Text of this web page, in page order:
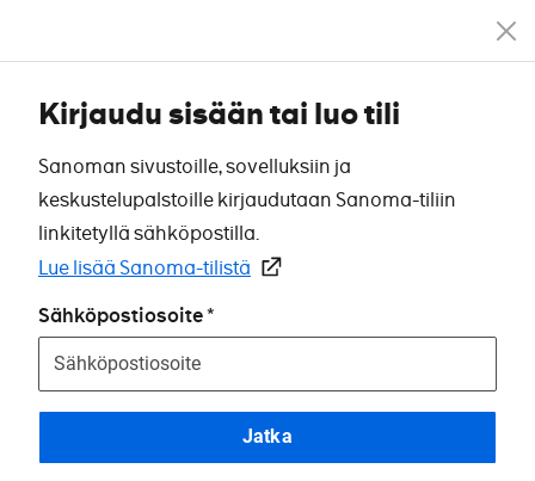
Kirjaudu sisään tai luo tili
Sanoman sivustoille, sovelluksiin ja
keskustelupalstoille kirjaudutaan Sanoma-tiliin
linkitetyllä sähköpostilla.
Lue lisää Sanoma-tilistä
Sähköpostiosoite
Jatka